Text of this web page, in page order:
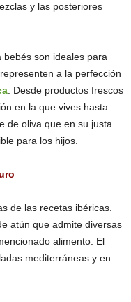
y las posteriores
bebés son ideales para
a la perfección
. Desde productos frescos
en la que vives hasta
de oliva que en su justa
para los hijos.
de las recetas ibéricas.
atún que admite diversas
alimento. El
mediterráneas y en